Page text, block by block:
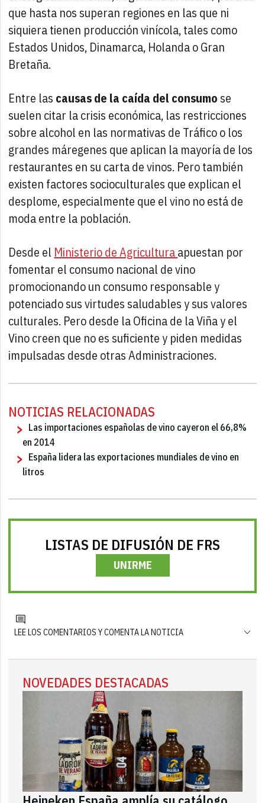
que hasta nos superan regiones en las que ni
siquiera tienen producción vinícola, tales como
Estados Unidos, Dinamarca, Holanda o Gran
Bretaña.
Entre las causas de la caída del consumo se
suelen citar la crisis económica, las restricciones
sobre alcohol en las normativas de Tráfico o los
grandes máregenes que aplican la mayoría de los
restaurantes en su carta de vinos. Pero también
existen factores socioculturales que explican el
desplome, especialmente que el vino no está de
moda entre la población.
Desde el Ministerio de Agriculturaapuestan por
fomentar el consumo nacional de vino
promocionando un consumo responsable y
potenciado sus virtudes saludables y sus valores
culturales. Pero desde la Oficina de la Viña y el
Vino creen que no es suficiente y piden medidas
impulsadas desde otras Administraciones.
NOTICIAS RELACIONADAS
Las importaciones españolas de vino cayeron el 66,8%
en 2014
España lidera las exportaciones mundiales de vino en
litros
LISTAS DE DIFUSIÓN DE FRS
UNIRME
LEE LOS COMENTARIOS Y COMENTA LA NOTICIA
NOVEDADES DESTACADAS